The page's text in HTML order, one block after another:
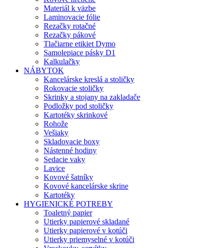
Materiál k väzbe
Laminovacie fólie
Rezačky rotačné
Rezačky pákové
Tlačiarne etikiet Dymo
Samolepiace pásky D1
Kalkulačky
NÁBYTOK
Kancelárske kreslá a stoličky
Rokovacie stoličky
Skrinky a stojany na zakladače
Podložky pod stoličky
Kartotéky skrinkové
Rohože
Vešiaky
Skladovacie boxy
Nástenné hodiny
Sedacie vaky
Lavice
Kovové šatníky
Kovové kancelárske skrine
Kartotéky
HYGIENICKÉ POTREBY
Toaletný papier
Utierky papierové skladané
Utierky papierové v kotúči
Utierky priemyselné v kotúči